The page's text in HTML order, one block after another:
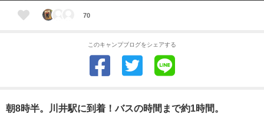
70
このキャンプブログをシェアする
朝8時半。川井駅に到着！バスの時間まで約1時間。